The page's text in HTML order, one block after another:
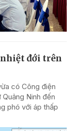
đới trên
có Công điện
Ninh đến
phó với áp thấp